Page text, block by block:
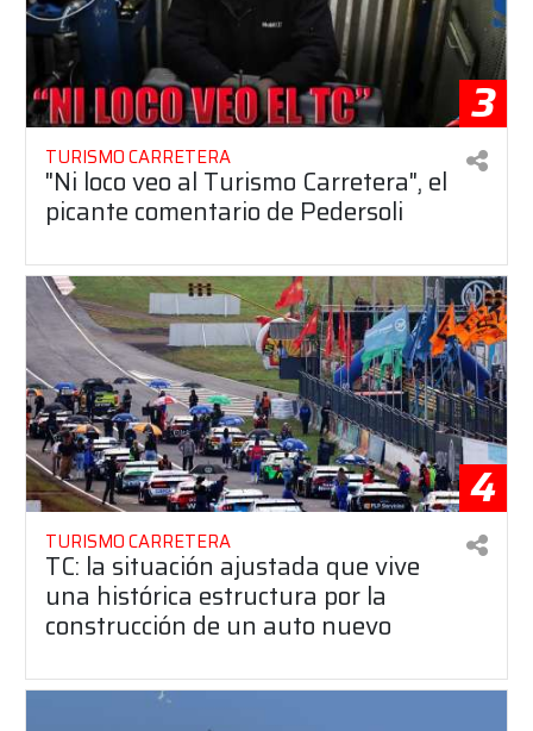
3
TURISMO CARRETERA
"Ni loco veo al Turismo Carretera", el
picante comentario de Pedersoli
4
TURISMO CARRETERA
TC: la situación ajustada que vive
una histórica estructura por la
construcción de un auto nuevo